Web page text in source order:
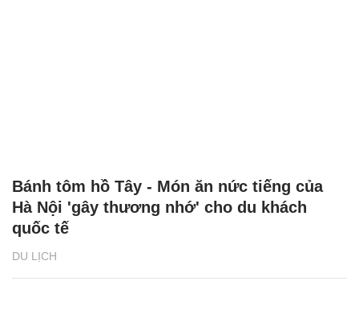
DU LỊCH
Bánh tôm hồ Tây - Món ăn nức tiếng của
Hà Nội 'gây thương nhớ' cho du khách
quốc tế